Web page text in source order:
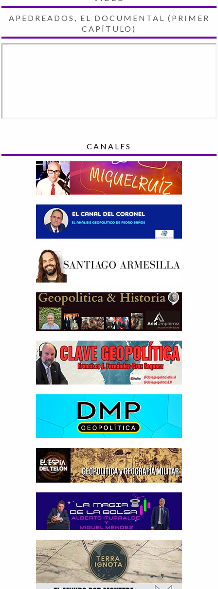
APEDREADOS, EL DOCUMENTAL (PRIMER
CAPÍTULO)
CANALES